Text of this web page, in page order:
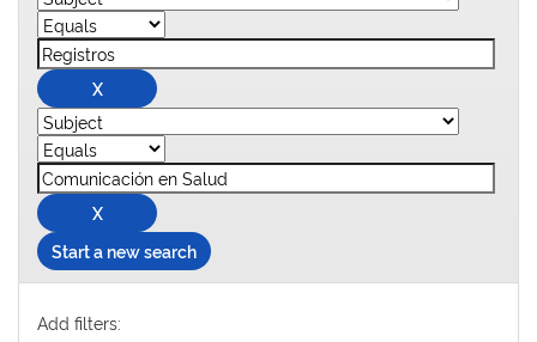
Start a new search
Add filters: